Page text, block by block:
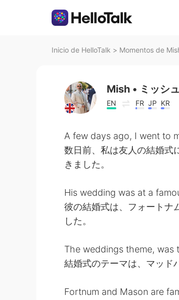
Inicio de HelloTalk > Momentos de
Mish • ミッシ
EN FR JP KR
A few days ago, I went to
数日前、私は友人の結婚式
きました。
His wedding was at a
彼の結婚式は、フォートナ
した。
The weddings theme, was
結婚式のテーマは、マッド
Fortnum and Mason are